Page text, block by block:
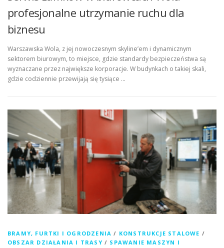
profesjonalne utrzymanie ruchu dla
biznesu
Warszawska Wola, z jej nowoczesnym skyline’em i dynamicznym
sektorem biurowym, to miejsce, gdzie standardy bezpieczeństwa są
wyznaczane przez największe korporacje. W budynkach o takiej skali,
gdzie codziennie przewijają się tysiące …
BRAMY, FURTKI I OGRODZENIA / KONSTRUKCJE STALOWE /
OBSZAR DZIAŁANIA I TRASY / SPAWANIE MASZYN I